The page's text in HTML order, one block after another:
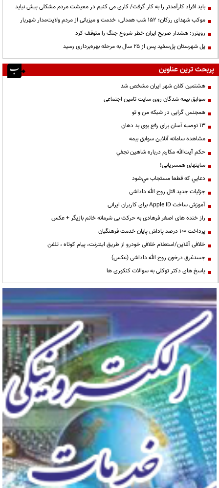
باید افراد کارآمدتر را به کار گرفت/ کاری می کنیم در معیشت مردم مشکلی پیش نیاید
موکب شهدای رزکان؛ ۱۵۲ شب همدلی، خدمت و میزبانی از مردم ولایت‌مدار شهریار
رویترز: هشدار صریح ایران خطر شروع جنگ را متوقف کرد
پل شهرستان پل‌سفید پس از ۲۵ سال به مرحله بهره‌برداری رسید
پربحث ترین عناوین
هشتمین کلان شهر ایران مشخص شد
سوابق بیمه شدگان روی سایت تامین اجتماعی
همجنس گرایی در شبکه من و تو
13 توصیه آسان برای رفع بوی بد دهان
مشاهده سامانه آنلاين سوابق بیمه
حكم آيت‌الله مكارم درباره شاهين نجفي
سایتهای همسریابی!
دعايي كه قطعا مستجاب مي‌شود
جزئیات جدید قتل روح الله داداشی
آموزش ساخت Apple ID برای کاربران ایرانی
راز خنده های اصغر فرهادی به حرکت بی شرمانه خانم بازیگر + عکس
پرداخت ۱۰۰ درصد پاداش پایان خدمت فرهنگیان
خلافی آنلاین/استعلام خلافی خودرو از طریق اینترنت، پیام کوتاه ، تلفن
جسدغرق درخون روح الله داداشی (عکس)
پاسخ های دکتر توکلی به سوالات کنکوری ها